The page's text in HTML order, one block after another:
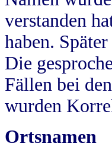
verstanden
haben.
Die
Fällen bei
wurden
Ortsnamen